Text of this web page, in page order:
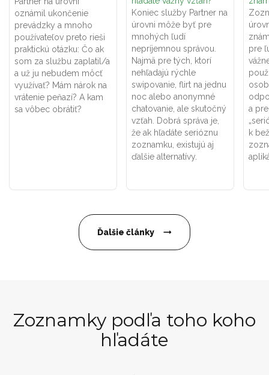
oznámil ukončenie
prevádzky a mnoho
používateľov preto rieši
praktickú otázku: Čo ak
som za službu zaplatil/a
a už ju nebudem môcť
využívať? Mám nárok na
vrátenie peňazí? A kam
sa vôbec obrátiť?
Koniec služby Partner na
úrovni môže byť pre
mnohých ľudí
nepríjemnou správou.
Najmä pre tých, ktorí
nehľadajú rýchle
swipovanie, flirt na jednu
noc alebo anonymné
chatovanie, ale skutočný
vzťah. Dobrá správa je,
že ak hľadáte serióznu
zoznamku, existujú aj
ďalšie alternatívy.
pre
a
k
Ďalšie články
Zoznamky podľa toho koho
hľadáte